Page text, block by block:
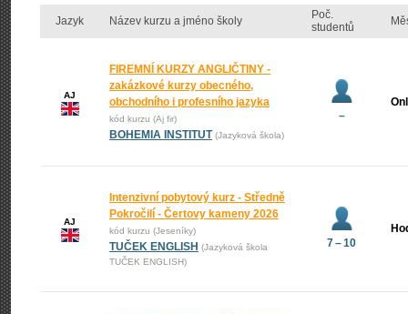
Jazyk Název kurzu a jméno školy
Poč.
studentů
AJ
FIREMNÍ KURZY ANGLIČTINY -
zakázkové kurzy obecného,
obchodního i profesního jazyka
kód kurzu (Aj fir)
BOHEMIA INSTITUT (Jazyková škola)
–
AJ
Intenzivní pobytový kurz - Středně
Pokročilí - Čertovy kameny 2026
kód kurzu (Jeseníky)
TUČEK ENGLISH (Jazyková škola
TUČEK ENGLISH)
7 – 10